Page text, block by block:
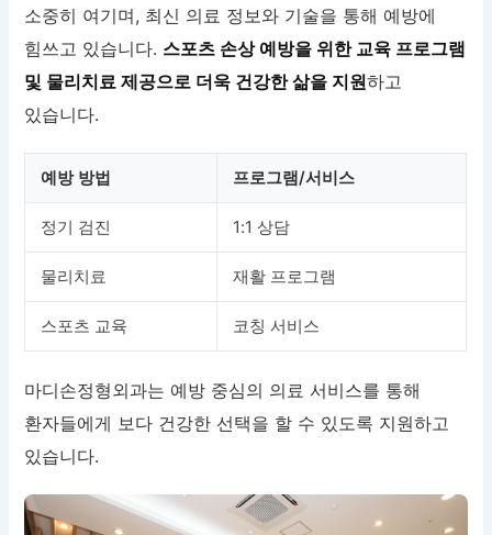
소중히 여기며, 최신 의료 정보와 기술을 통해 예방에
힘쓰고 있습니다. 스포츠 손상 예방을 위한 교육 프로그램
및 물리치료 제공으로 더욱 건강한 삶을 지원하고
있습니다.
예방 방법 프로그램/서비스
정기 검진 1:1 상담
물리치료 재활 프로그램
스포츠 교육 코칭 서비스
마디손정형외과는 예방 중심의 의료 서비스를 통해
환자들에게 보다 건강한 선택을 할 수 있도록 지원하고
있습니다.